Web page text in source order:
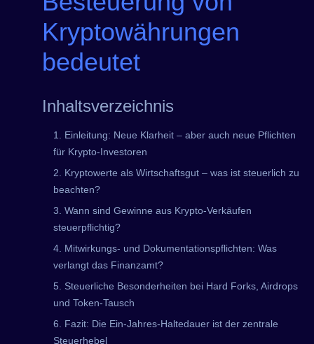
Kryptowährungen
bedeutet
Inhaltsverzeichnis
1. Einleitung: Neue Klarheit – aber auch neue Pflichten
für Krypto-Investoren
2. Kryptowerte als Wirtschaftsgut – was ist steuerlich zu
beachten?
3. Wann sind Gewinne aus Krypto-Verkäufen
steuerpflichtig?
4. Mitwirkungs- und Dokumentationspflichten: Was
verlangt das Finanzamt?
5. Steuerliche Besonderheiten bei Hard Forks, Airdrops
und Token-Tausch
6. Fazit: Die Ein-Jahres-Haltedauer ist der zentrale
Steuerhebel